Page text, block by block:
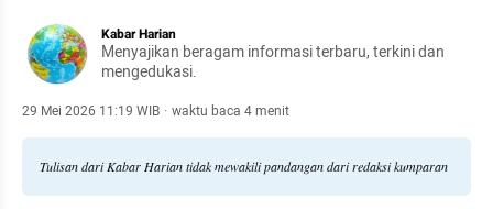
Kabar Harian
Menyajikan beragam informasi terbaru, terkini dan
mengedukasi.
29 Mei 2026 11:19 WIB · waktu baca 4 menit
Tulisan dari Kabar Harian tidak mewakili pandangan dari redaksi kumparan